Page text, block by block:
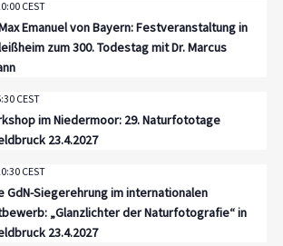
CEST
Emanuel von Bayern: Festveranstaltung in
zum 300. Todestag mit Dr. Marcus
CEST
im Niedermoor: 29. Naturfototage
23.4.2027
CEST
GdN-Siegerehrung im internationalen
„Glanzlichter der Naturfotografie“ in
23.4.2027